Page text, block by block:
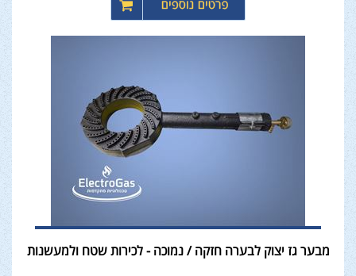
מבער גז יצוק לבערה חזקה / נמוכה - לכירות שטח ולמעשנות